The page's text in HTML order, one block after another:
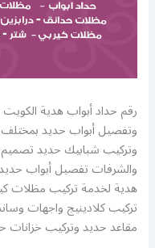
رقم حداد أبواب هدية
وتفصيل أبواب حديد بمختلف
وتركيب شبابيك حديد تصميم
والشرفات تفصيل أبواب حديد
هدية لخدمة تركيب مظلات
تركيب كلادينيج واجهات
مقاعد حديد وتركيب